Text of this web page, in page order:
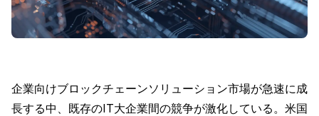
企業向けブロックチェーンソリューション市場が急速に成
長する中、既存のIT大企業間の競争が激化している。米国